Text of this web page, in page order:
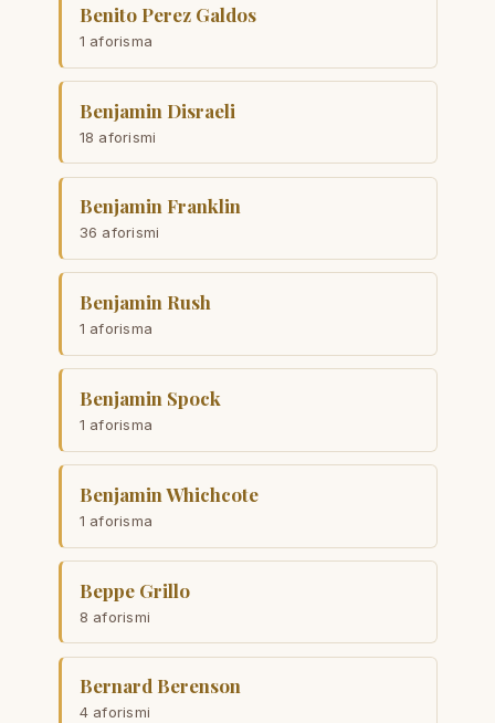
Benito Perez Galdos
1 aforisma
Benjamin Disraeli
18 aforismi
Benjamin Franklin
36 aforismi
Benjamin Rush
1 aforisma
Benjamin Spock
1 aforisma
Benjamin Whichcote
1 aforisma
Beppe Grillo
8 aforismi
Bernard Berenson
4 aforismi